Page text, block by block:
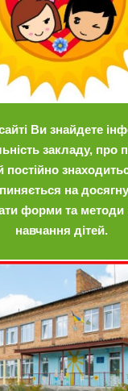
Ви знайдете
закладу, про
постійно
на
форми та методи
навчання дітей.